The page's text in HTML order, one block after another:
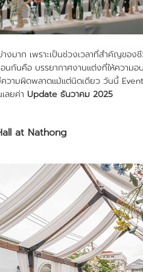
เพราะเป็นช่วงเวลาที่สำคัญของชี
นกันคือ บรรยากาศงานแต่งที่ให้ควา
วามผิดพลาดแม้แต่นิดเดียว วันนี้
ลยค่า Update ธันวาคม 2025
at Nathong